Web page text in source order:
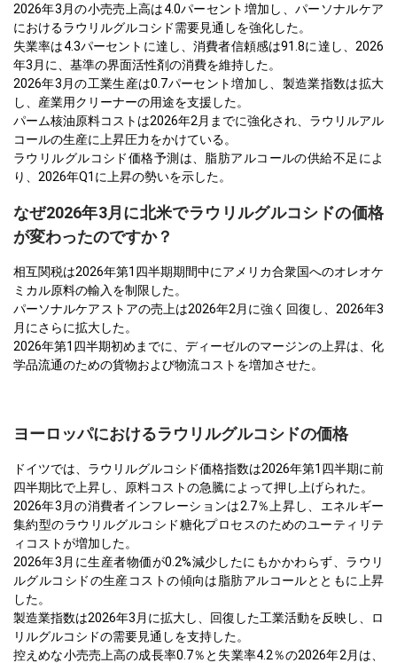
2026年3月の小売売上高は4.0パーセント増加し、パーソナルケア
におけるラウリルグルコシド需要見通しを強化した。
失業率は4.3パーセントに達し、消費者信頼感は91.8に達し、2026
年3月に、基準の界面活性剤の消費を維持した。
2026年3月の工業生産は0.7パーセント増加し、製造業指数は拡大
し、産業用クリーナーの用途を支援した。
パーム核油原料コストは2026年2月までに強化され、ラウリルアル
コールの生産に上昇圧力をかけている。
ラウリルグルコシド価格予測は、脂肪アルコールの供給不足によ
り、2026年Q1に上昇の勢いを示した。
なぜ2026年3月に北米でラウリルグルコシドの価格
が変わったのですか？
相互関税は2026年第1四半期期間中にアメリカ合衆国へのオレオケ
ミカル原料の輸入を制限した。
パーソナルケアストアの売上は2026年2月に強く回復し、2026年3
月にさらに拡大した。
2026年第1四半期初めまでに、ディーゼルのマージンの上昇は、化
学品流通のための貨物および物流コストを増加させた。
ヨーロッパにおけるラウリルグルコシドの価格
ドイツでは、ラウリルグルコシド価格指数は2026年第1四半期に前
四半期比で上昇し、原料コストの急騰によって押し上げられた。
2026年3月の消費者インフレーションは2.7％上昇し、エネルギー
集約型のラウリルグルコシド糖化プロセスのためのユーティリテ
ィコストが増加した。
2026年3月に生産者物価が0.2%減少したにもかかわらず、ラウリ
ルグルコシドの生産コストの傾向は脂肪アルコールとともに上昇
した。
製造業指数は2026年3月に拡大し、回復した工業活動を反映し、ロ
リルグルコシドの需要見通しを支持した。
控えめな小売売上高の成長率0.7％と失業率4.2％の2026年2月は、